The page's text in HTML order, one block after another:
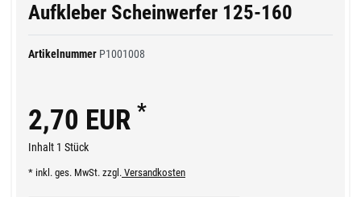
Aufkleber Scheinwerfer 125-160
Artikelnummer P1001008
2,70 EUR *
Inhalt 1 Stück
* inkl. ges. MwSt. zzgl. Versandkosten